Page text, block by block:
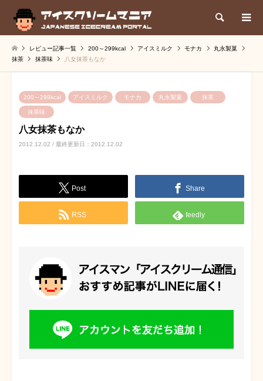
検索
レビュー記事一覧 200～299kcal アイスミルク モナカ
丸永製菓
抹茶
抹茶味 八女抹茶もなか
200～299kcal アイスミルク モナカ 丸永製菓 抹茶
抹茶味
八女抹茶もなか
2012.12.02 / 最終更新日：2012.12.02
Post Share
RSS feedly